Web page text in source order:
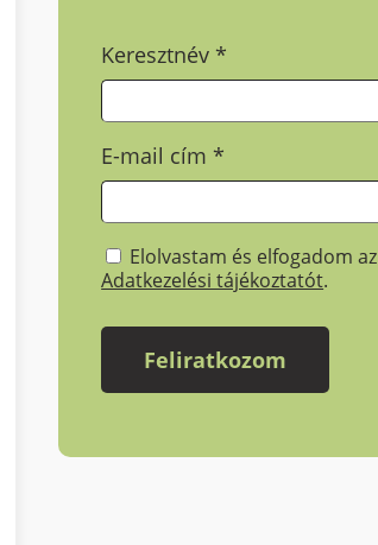
Keresztnév*
E-mail cím*
Elolvastam és elfogadom az
Adatkezelési tájékoztatót.